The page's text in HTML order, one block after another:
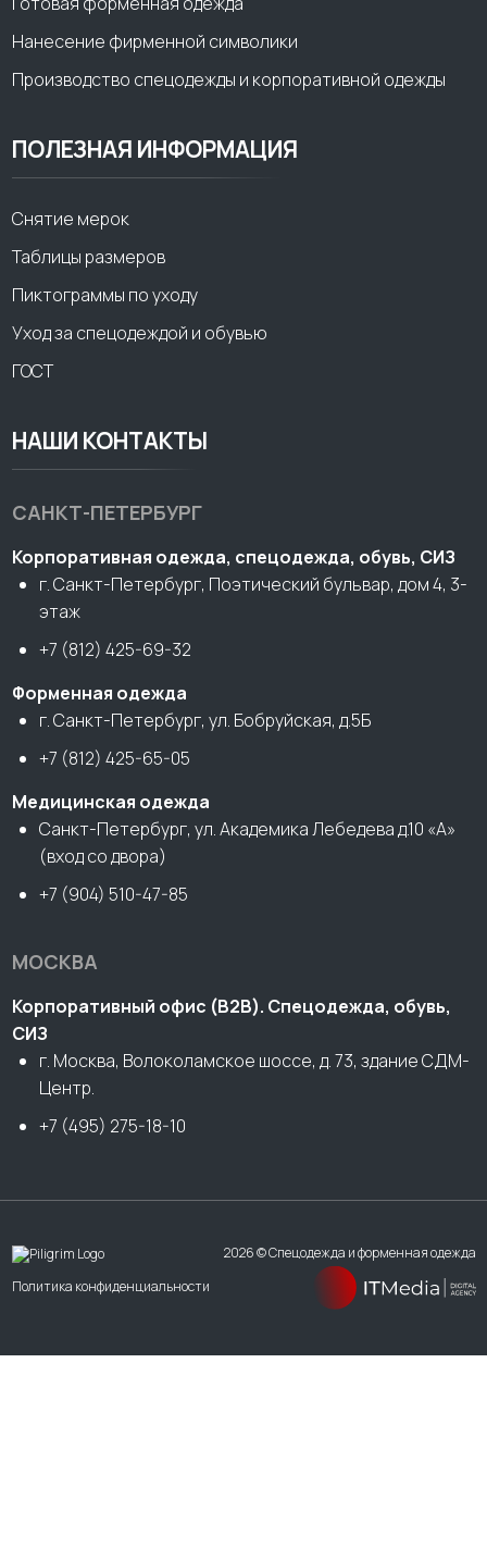
Нанесение фирменной символики
Производство спецодежды и корпоративной одежды
ПОЛЕЗНАЯ ИНФОРМАЦИЯ
Снятие мерок
Таблицы размеров
Пиктограммы по уходу
Уход за спецодеждой и обувью
ГОСТ
НАШИ КОНТАКТЫ
САНКТ-ПЕТЕРБУРГ
Корпоративная одежда, спецодежда, обувь, СИЗ
г. Санкт-Петербург, Поэтический бульвар, дом 4, 3-
этаж
+7 (812) 425-69-32
Форменная одежда
г. Санкт-Петербург, ул. Бобруйская, д.5Б
+7 (812) 425-65-05
Медицинская одежда
Санкт-Петербург, ул. Академика Лебедева д.10 «А»
(вход со двора)
+7 (904) 510-47-85
МОСКВА
Корпоративный офис (В2В). Спецодежда, обувь,
СИЗ
г. Москва, Волоколамское шоссе, д. 73, здание СДМ-
Центр.
+7 (495) 275-18-10
2026 © Спецодежда и форменная одежда
Политика конфиденциальности